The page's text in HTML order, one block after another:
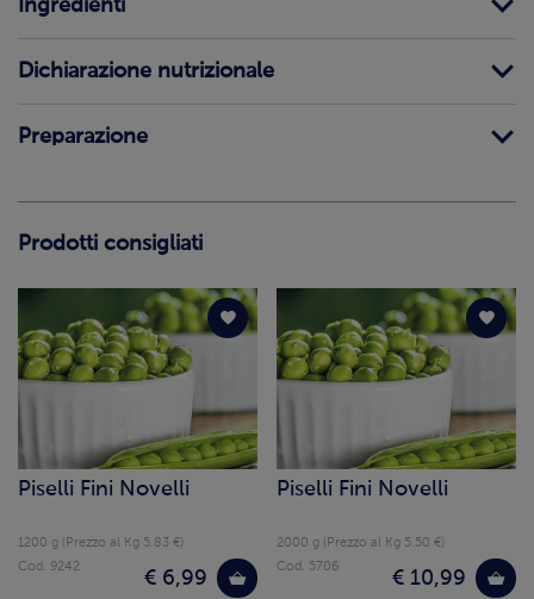
Ingredienti
Dichiarazione nutrizionale
Preparazione
Prodotti consigliati
Piselli Fini Novelli
1200 g (Prezzo al Kg 5.83 €)
€ 6,99
Cod. 9242
Piselli Fini Novelli
2000 g (Prezzo al Kg 5.50 €)
€ 10,99
Cod. 5706